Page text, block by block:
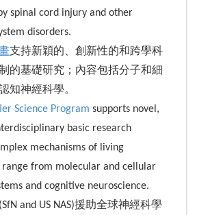
spinal cord injury and other
disorders.
支持新穎的、創新性的和跨學科
的基礎研究；內容包括分子和細
知神經科學。
Science Program supports novel,
basic research
mechanisms of living
range from molecular and cellular
and cognitive neuroscience.
(SfN and US NAS)援助全球神經科學